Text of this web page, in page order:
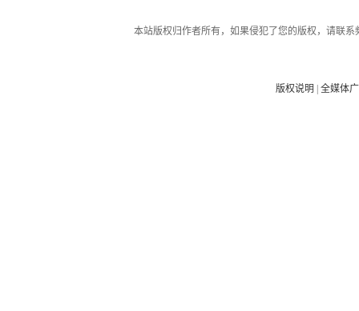
本站版权归作者所有，如果侵犯了您的版权，请联
版权说明 |全媒体